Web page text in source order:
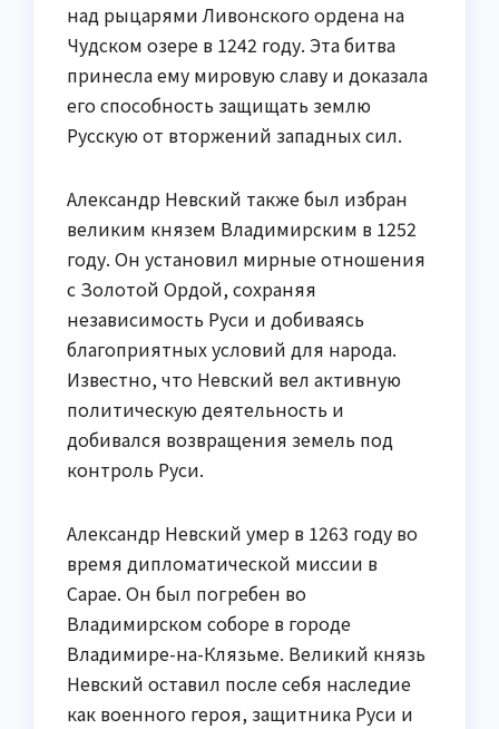
над рыцарями Ливонского ордена на
Чудском озере в 1242 году. Эта битва
принесла ему мировую славу и доказала
его способность защищать землю
Русскую от вторжений западных сил.
Александр Невский также был избран
великим князем Владимирским в 1252
году. Он установил мирные отношения
с Золотой Ордой, сохраняя
независимость Руси и добиваясь
благоприятных условий для народа.
Известно, что Невский вел активную
политическую деятельность и
добивался возвращения земель под
контроль Руси.
Александр Невский умер в 1263 году во
время дипломатической миссии в
Сарае. Он был погребен во
Владимирском соборе в городе
Владимире-на-Клязьме. Великий князь
Невский оставил после себя наследие
как военного героя, защитника Руси и